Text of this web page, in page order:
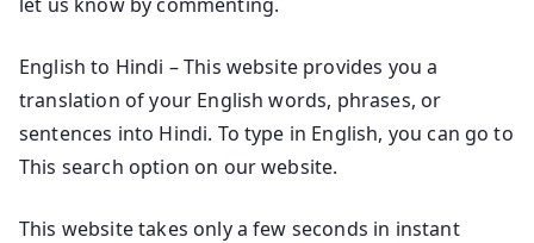
English to Hindi – This website provides you a
translation of your English words, phrases, or
sentences into Hindi. To type in English, you can go to
This search option on our website.
This website takes only a few seconds in instant